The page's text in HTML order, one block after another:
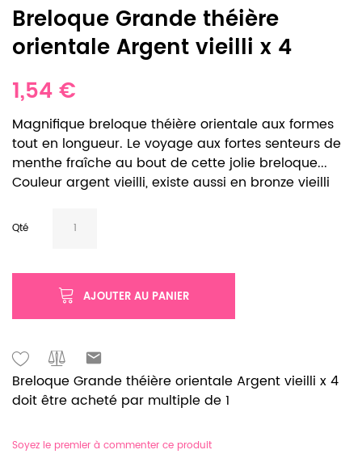
Breloque Grande théière
orientale Argent vieilli x 4
1,54 €
Magnifique breloque théière orientale aux formes
tout en longueur. Le voyage aux fortes senteurs de
menthe fraîche au bout de cette jolie breloque...
Couleur argent vieilli, existe aussi en bronze vieilli
Qté
AJOUTER AU PANIER
Breloque Grande théière orientale Argent vieilli x 4
doit être acheté par multiple de 1
Soyez le premier à commenter ce produit